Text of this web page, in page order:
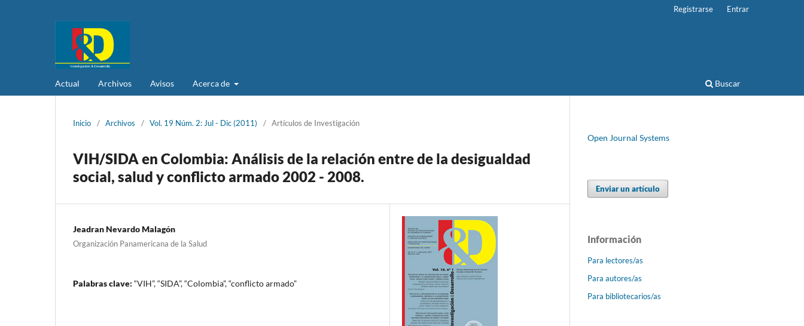
Actual Archivos Avisos Acerca de Buscar
Registrarse Entrar
Inicio / Archivos / Vol. 19 Núm. 2: Jul - Dic (2011) / Artículos de Investigación
VIH/SIDA en Colombia: Análisis de la relación entre de la desigualdad
social, salud y conflicto armado 2002 - 2008.
Jeadran Nevardo Malagón
Organización Panamericana de la Salud
Palabras clave: “VIH”, “SIDA”, “Colombia”, “conflicto armado”
Open Journal Systems
Enviar un artículo
Información
Para lectores/as
Para autores/as
Para bibliotecarios/as